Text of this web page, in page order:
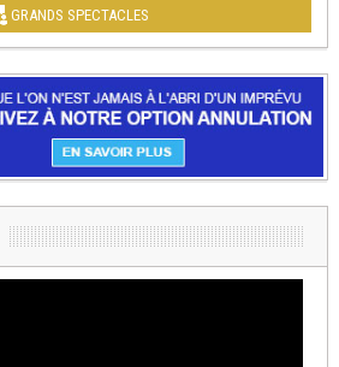
GRANDS SPECTACLES